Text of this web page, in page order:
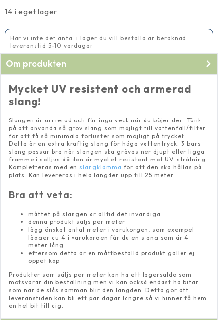
14 i eget lager
3
bar
Har vi inte det antal i lager du vill beställa är beräknad
leveranstid 5-10 vardagar
Om produkten
Mycket UV resistent och armerad
slang!
Slangen är armerad och får inga veck när du böjer den. Tänk
på att använda så grov slang som möjligt till vattenfall/filter
för att få så minimala förluster som möjligt på trycket.
Detta är en extra kraftig slang för höga vattentryck. 3 bars
slang passar bra när slangen ska grävas ner djupt eller ligga
framme i solljus då den är mycket resistent mot UV-strålning.
Kompletteras med en slangklämma för att den ska hållas på
plats. Kan levereras i hela längder upp till 25 meter.
Bra att veta:
måttet på slangen är alltid det invändiga
denna produkt säljs per meter
lägg önskat antal meter i varukorgen, som exempel
lägger du 4 i varukorgen får du en slang som är 4
meter lång
eftersom detta är en måttbeställd produkt gäller ej
öppet köp
Produkter som säljs per meter kan ha ett lagersaldo som
motsvarar din beställning men vi kan också endast ha bitar
som när de slås samman blir den längden. Detta gör att
leveranstiden kan bli ett par dagar längre så vi hinner få hem
en hel bit till dig.